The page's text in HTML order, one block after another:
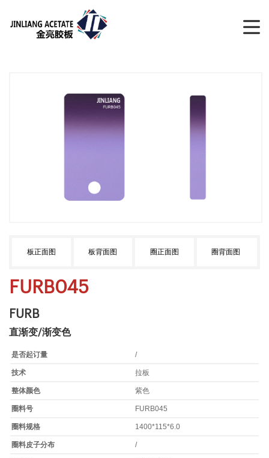
板正面图 板背面图 圈正面图 圈背面图
FURB045
FURB
直渐变/渐变色
是否起订量 /
技术 拉板
整体颜色 紫色
圈料号 FURB045
圈料规格 1400*115*6.0
圈料皮子分布 /